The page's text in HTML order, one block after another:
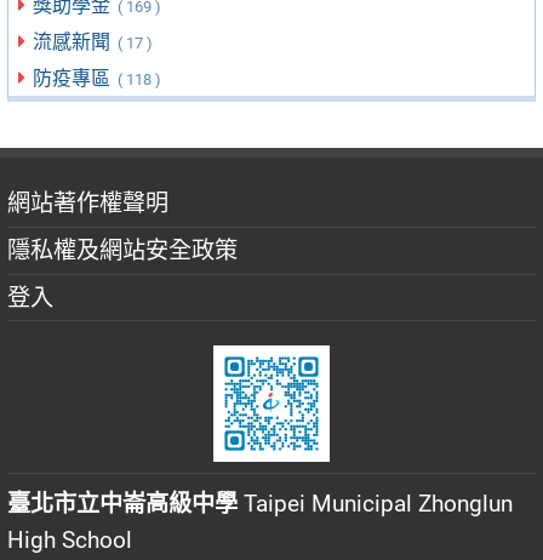
獎助學金 ( 169 )
流感新聞 ( 17 )
防疫專區 ( 118 )
網站著作權聲明
隱私權及網站安全政策
登入
臺北市立中崙高級中學 Taipei Municipal Zhonglun
High School